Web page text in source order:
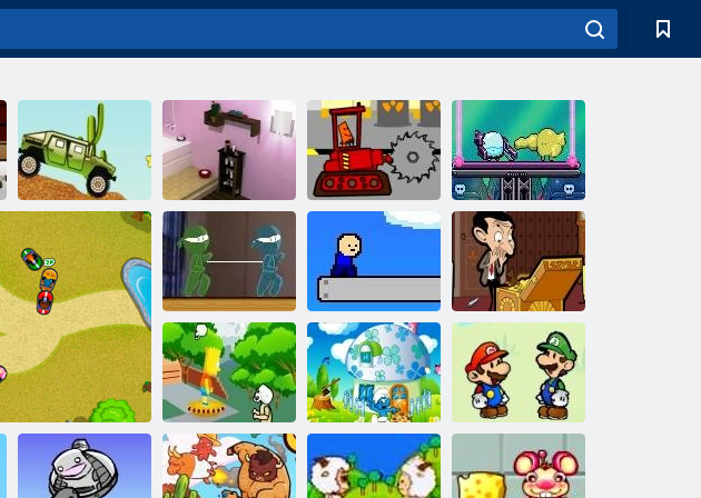
βόλτα μέσα από
την έρημο
Πολυτελές
μπάνιο διαφυγής
Wah-Sha Δοκιμή Arena
Συνδεδεμένοι
μεταξύ τους
Heavenly άλμα
Κρυφά
αντικείμενα
φασολιών
Bart Simpson
Στρουμφ Σπίτι
Mario εναντίον